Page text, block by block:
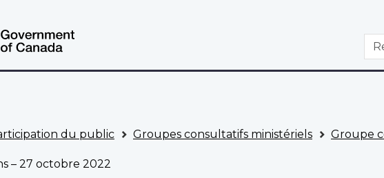
du public Groupes consultatifs ministériels Groupe
– 27 octobre 2022